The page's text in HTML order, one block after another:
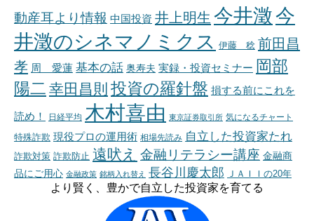
動産耳より情報 中国投資 井上明生 今井澂今
井澂のシネマノミクス 伊藤 稔 前田昌
孝 周 愛蓮 基本の話 奥寿夫 実録・投資セミナー 岡部
陽二 幸田昌則 投資の羅針盤 損する前にこれを
読め！ 日経平均 木村喜由 東京証券取引所 気になるチャート
特殊詐欺 現役プロの運用術 相場先読み 自立した投資家たれ
詐欺対策 詐欺防止 遠吠え 金融リテラシー講座 金融商
品にご用心 金融政策 銘柄入れ替え 長谷川慶太郎 ＪＡＩＩの20年
より賢く、豊かで自立した投資家を育てる